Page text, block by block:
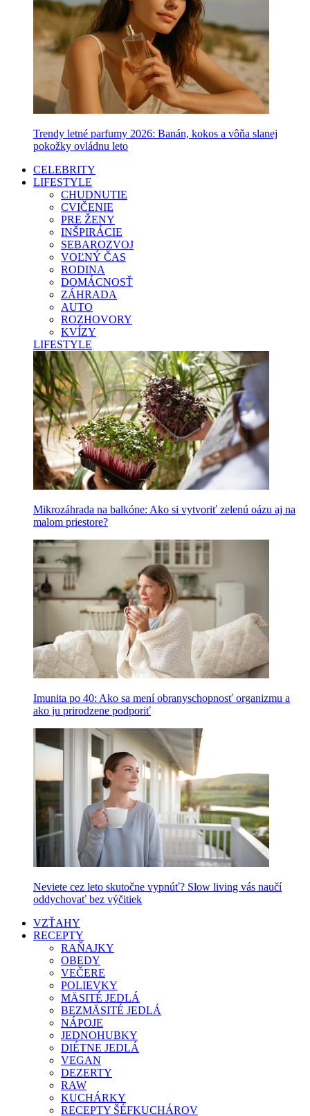
Trendy letné parfumy 2026: Banán, kokos a vôňa slanej
pokožky ovládnu leto
CELEBRITY
LIFESTYLE
CHUDNUTIE
CVIČENIE
PRE ŽENY
INŠPIRÁCIE
SEBAROZVOJ
VOĽNÝ ČAS
RODINA
DOMÁCNOSŤ
ZÁHRADA
AUTO
ROZHOVORY
KVÍZY
LIFESTYLE
Mikrozáhrada na balkóne: Ako si vytvoriť zelenú oázu aj na
malom priestore?
Imunita po 40: Ako sa mení obranyschopnosť organizmu a
ako ju prirodzene podporiť
Neviete cez leto skutočne vypnúť? Slow living vás naučí
oddychovať bez výčitiek
VZŤAHY
RECEPTY
RAŇAJKY
OBEDY
VEČERE
POLIEVKY
MÄSITÉ JEDLÁ
BEZMÄSITÉ JEDLÁ
NÁPOJE
JEDNOHUBKY
DIÉTNE JEDLÁ
VEGAN
DEZERTY
RAW
KUCHÁRKY
RECEPTY ŠÉFKUCHÁROV